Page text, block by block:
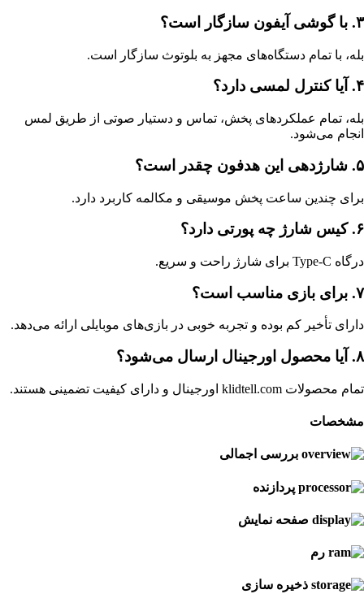
۳. با گوشی آیفون سازگار است؟
بله، با تمام دستگاه‌های مجهز به بلوتوث سازگار است.
۴. آیا کنترل لمسی دارد؟
بله، تمام عملکردهای پخش، تماس و دستیار صوتی از طریق لمس
انجام می‌شود.
۵. شارژدهی این هدفون چقدر است؟
برای چندین ساعت پخش موسیقی و مکالمه کاربرد دارد.
۶. کیس شارژ چه پورتی دارد؟
درگاه Type-C برای شارژ راحت و سریع.
۷. برای بازی مناسب است؟
دارای تأخیر کم بوده و تجربه خوبی در بازی‌های موبایلی ارائه می‌دهد.
۸. آیا محصول اورجینال ارسال می‌شود؟
تمام محصولات klidtell.com اورجینال و دارای کیفیت تضمینی هستند.
مشخصات
بررسی اجمالی
پردازنده
صفحه نمایش
رم
ذخیره سازی